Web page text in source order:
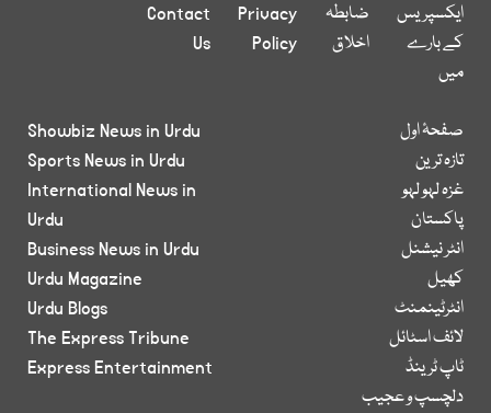
ایکسپریس
کے بارے
میں
ضابطہ
اخلاق
Privacy
Policy
Contact
Us
صفحۂ اول
تازہ ترین
غزہ لہو لہو
پاکستان
انٹر نیشنل
کھیل
انٹرٹینمنٹ
لائف اسٹائل
ٹاپ ٹرینڈ
دلچسپ و عجیب
Showbiz News in Urdu
Sports News in Urdu
International News in
Urdu
Business News in Urdu
Urdu Magazine
Urdu Blogs
The Express Tribune
Express Entertainment